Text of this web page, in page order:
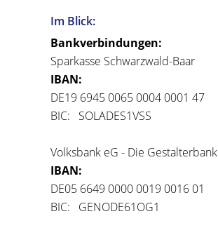
Im Blick:
Bankverbindungen:
Sparkasse Schwarzwald-Baar
IBAN:
DE19 6945 0065 0004 0001 47
BIC: SOLADES1VSS
Volksbank eG - Die Gestalterbank
IBAN:
DE05 6649 0000 0019 0016 01
BIC: GENODE61OG1